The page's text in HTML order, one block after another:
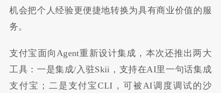
机会把个人经验更便捷地转换为具有商业价值的服
务。
支付宝面向Agent重新设计集成，本次还推出两大
工具：一是集成/入驻Skii，支持在AI里一句话集成
支付宝；二是支付宝CLI，可被AI调度调试的沙